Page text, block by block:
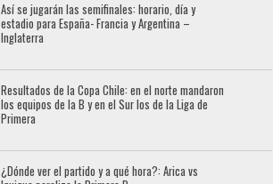
Así se jugarán las semifinales: horario, día y
estadio para España- Francia y Argentina –
Inglaterra
Resultados de la Copa Chile: en el norte mandaron
los equipos de la B y en el Sur los de la Liga de
Primera
¿Dónde ver el partido y a qué hora?: Arica vs